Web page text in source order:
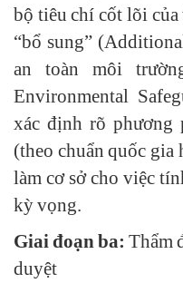
bộ tiêu chí cốt lõi
“bổ sung”
an toàn môi
Environmental
xác định rõ phương
(theo chuẩn quốc gia
làm cơ sở cho việc
kỳ vọng.
Giai đoạn ba: Thẩm
duyệt